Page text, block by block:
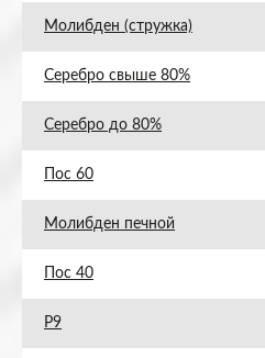
Молибден (стружка)
Серебро свыше 80%
Серебро до 80%
Пос 60
Молибден печной
Пос 40
Р9